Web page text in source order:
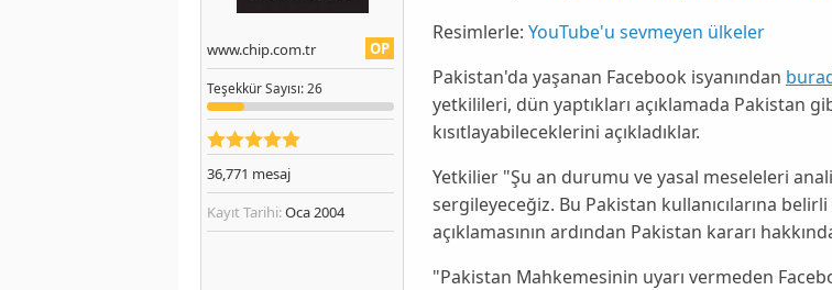
OP
www.chip.com.tr
TeşekkürSayısı: 26
36,771 mesaj
Kayıt Tarihi:Oca 2004
Resimlerle: YouTube'u sevmeyen ülkeler
Pakistan'da yaşanan Facebook isyanından
yetkilileri, dün yaptıkları açıklamada Pakistan
kısıtlayabileceklerini açıkladıklar.
Yetkilier "Şu an durumu ve yasal meseleleri
sergileyeceğiz. Bu Pakistan kullanıcılarına
açıklamasının ardından Pakistan kararı
"Pakistan Mahkemesinin uyarı vermeden